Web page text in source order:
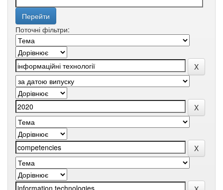
Поточні фільтри: